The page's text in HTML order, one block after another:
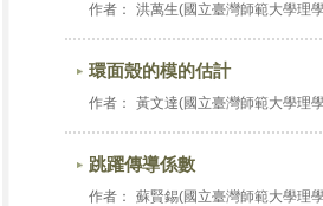
作者： 洪萬生(國立臺灣師範大學理
環面殼的模的估計
作者： 黃文達(國立臺灣師範大學理
跳躍傳導係數
作者： 蘇賢錫(國立臺灣師範大學理